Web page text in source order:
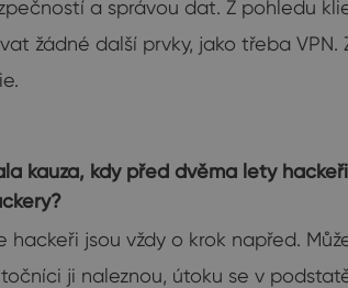
a správou dat. Z pohledu
žádné další prvky, jako třeba
kauza, kdy před dvěma lety
hackeři jsou vždy o krok napřed.
ji naleznou, útoku se v